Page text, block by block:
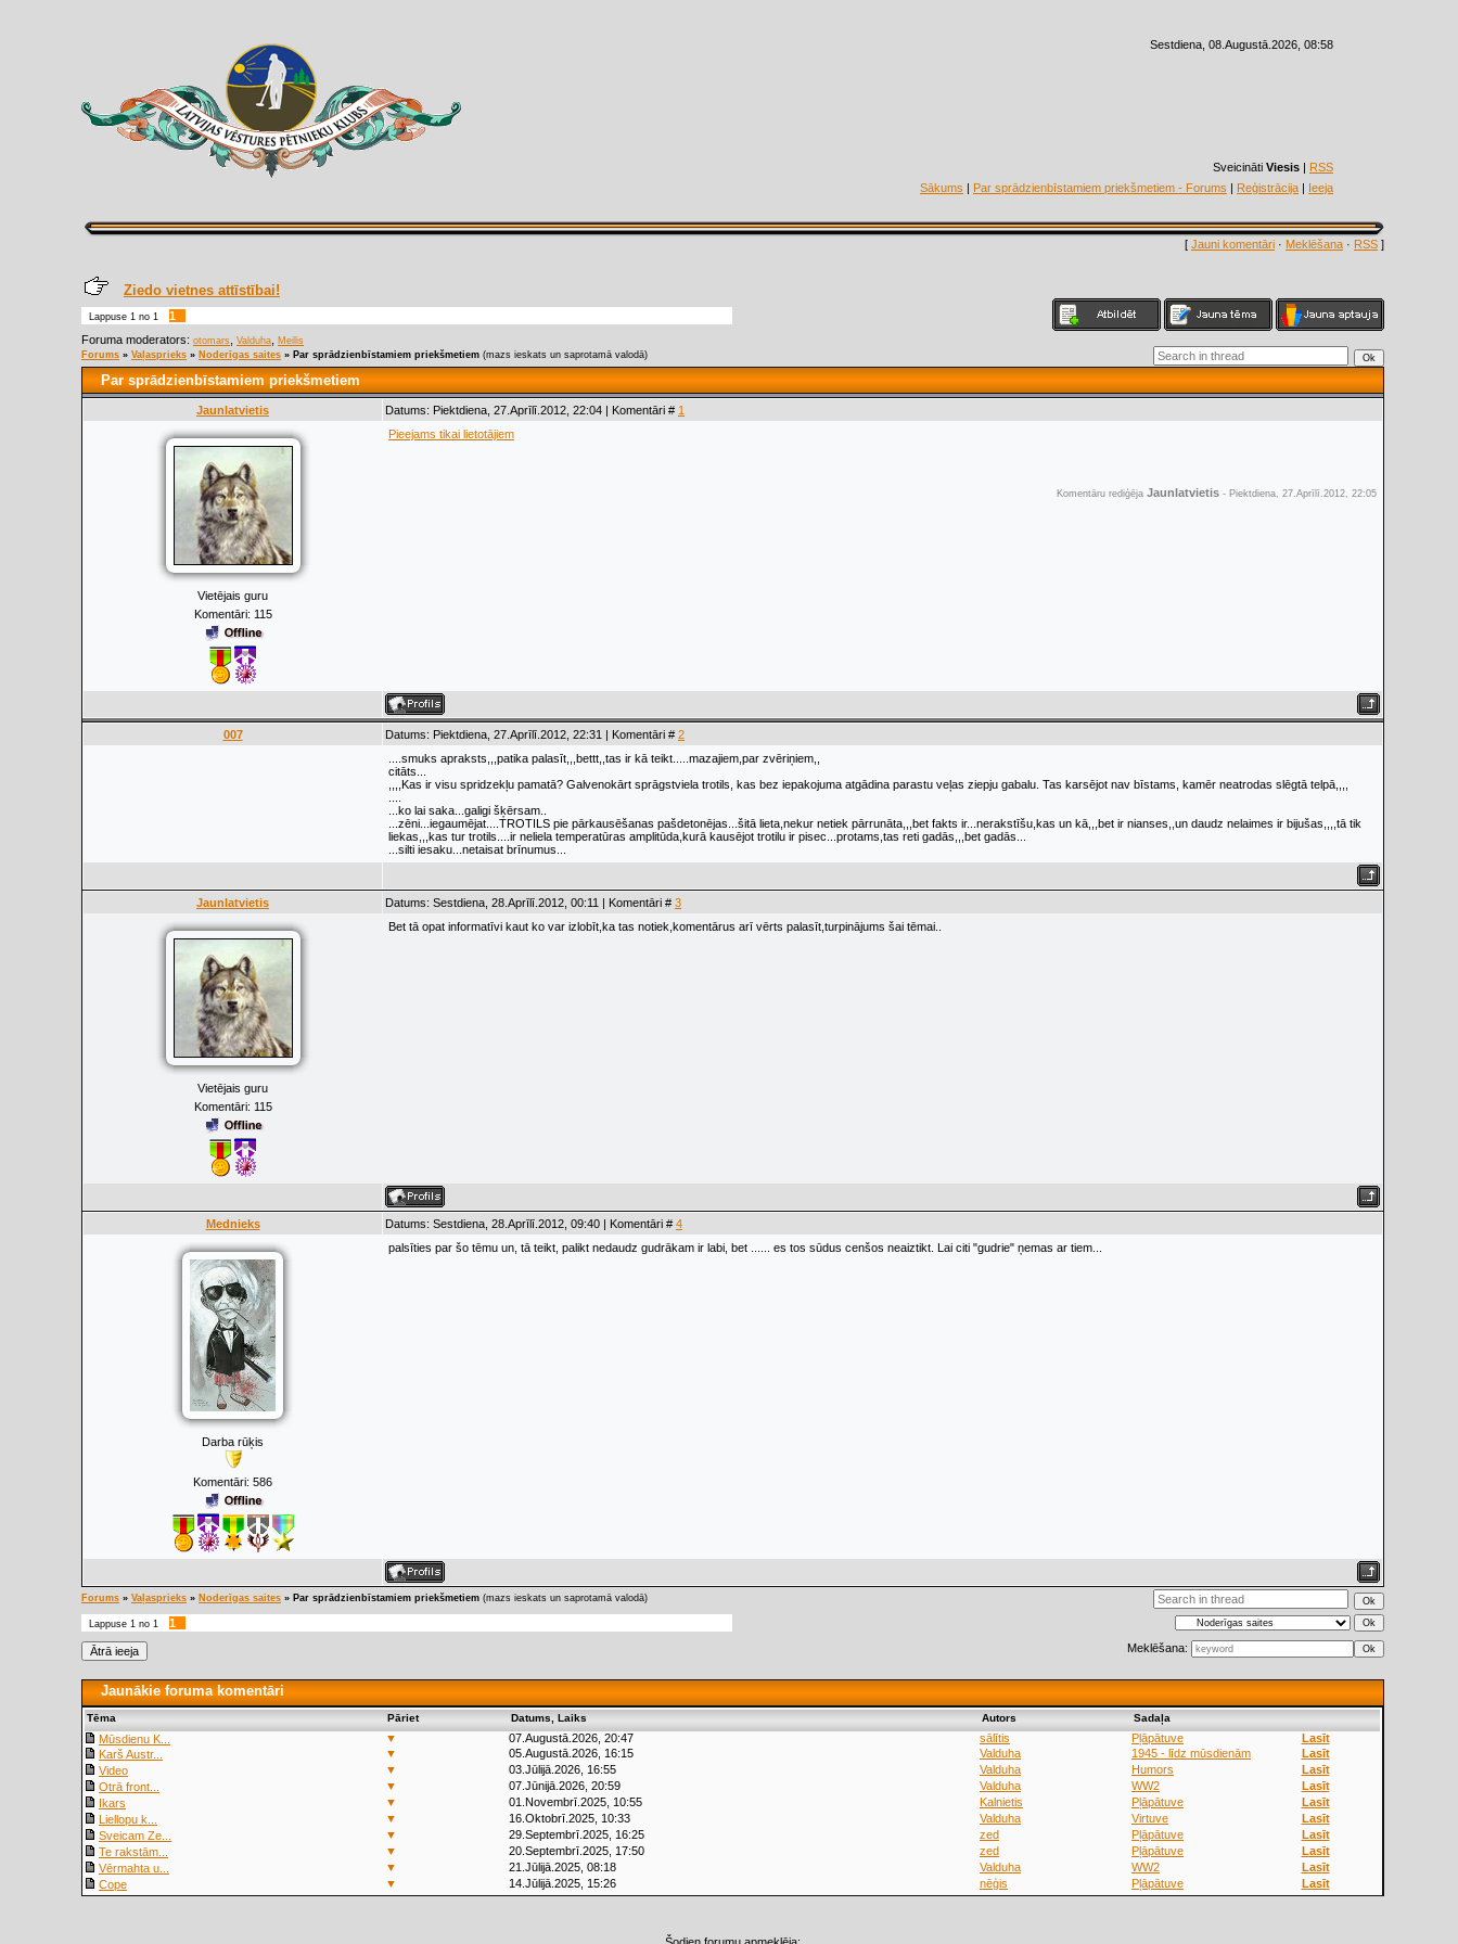
Sestdiena, 08.Augustā.2026, 08:58
Sveicināti Viesis | RSS
Sākums | Par sprādzienbīstamiem priekšmetiem - Forums | Reģistrācija | Ieeja
[ Jauni komentāri · Meklēšana · RSS ]
Ziedo vietnes attīstībai!
Lappuse 1 no 1
1
Foruma moderators: otomars Valduha
Meilis
Forums » Vaļasprieks » Noderīgas saites » Par sprādzienbīstamiem priekšmetiem (mazs ieskats un saprotamā valodā)
Par sprādzienbīstamiem priekšmetiem
Jaunlatvietis Datums: Piektdiena, 27.Aprīlī.2012, 22:04 | Komentāri # 1
Vietējais guru
Komentāri: 115
Pieejams tikai lietotājiem
Komentāru rediģēja Jaunlatvietis - Piektdiena, 27.Aprīlī.2012, 22:05
007 Datums: Piektdiena, 27.Aprīlī.2012, 22:31 | Komentāri # 2
....smuks apraksts,,,patika palasīt,,,bettt,,tas ir kā teikt.....mazajiem,par zvēriņiem,,
citāts...
,,,,Kas ir visu spridzekļu pamatā? Galvenokārt sprāgstviela trotils, kas bez iepakojuma atgādina parastu veļas ziepju gabalu. Tas karsējot nav bīstams, kamēr neatrodas slēgtā telpā,,,,
...ko lai saka...galigi šķērsam..
...zēni...iegaumējat....TROTILS pie pārkausēšanas pašdetonējas...šitā lieta,nekur netiek pārrunāta,,,bet fakts ir...nerakstīšu,kas un kā,,,bet ir nianses,,un daudz nelaimes ir bijušas,,,,tā tik
liekas,,,kas tur trotils....ir neliela temperatūras amplitūda,kurā kausējot trotilu ir pisec...protams,tas reti gadās,,,bet gadās...
...silti iesaku...netaisat brīnumus...
Jaunlatvietis Datums: Sestdiena, 28.Aprīlī.2012, 00:11 | Komentāri # 3
Vietējais guru
Komentāri: 115
Bet tā opat informatīvi kaut ko var izlobīt,ka tas notiek,komentārus arī vērts palasīt,turpinājums šai tēmai..
Mednieks Datums: Sestdiena, 28.Aprīlī.2012, 09:40 | Komentāri # 4
Darba rūķis
Komentāri: 586
palsīties par šo tēmu un, tā teikt, palikt nedaudz gudrākam ir labi, bet ...... es tos sūdus cenšos neaiztikt. Lai citi "gudrie" ņemas ar tiem...
Forums » Vaļasprieks » Noderīgas saites » Par sprādzienbīstamiem priekšmetiem (mazs ieskats un saprotamā valodā)
Lappuse 1 no 1
1
Meklēšana:
Jaunākie foruma komentāri
Tēma Pāriet Datums, Laiks Аutors Sadaļa
Mūsdienu K... ▼ 07.Augustā.2026, 20:47 sālītis Pļāpātuve
Lasīt
Karš Austr...
▼ 05.Augustā.2026, 16:15 Valduha 1945 - līdz mūsdienām
Lasīt
Video
▼ 03.Jūlijā.2026, 16:55 Valduha Humors
Lasīt
Otrā front...
▼ 07.Jūnijā.2026, 20:59 Valduha WW2
Lasīt
Ikars
▼ 01.Novembrī.2025, 10:55 Kalnietis Pļāpātuve
Lasīt
Liellopu k...
▼ 16.Oktobrī.2025, 10:33 Valduha Virtuve
Lasīt
Sveicam Ze...
▼ 29.Septembrī.2025, 16:25 zed Pļāpātuve
Lasīt
Te rakstām...
▼ 20.Septembrī.2025, 17:50 zed Pļāpātuve
Lasīt
Vērmahta u...
▼ 21.Jūlijā.2025, 08:18 Valduha WW2
Lasīt
Cope
▼ 14.Jūlijā.2025, 15:26 nēģis Pļāpātuve Lasīt